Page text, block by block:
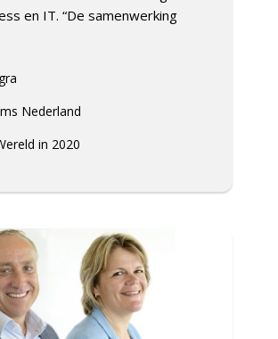
en IT. “De samenwerking
Nederland
in 2020